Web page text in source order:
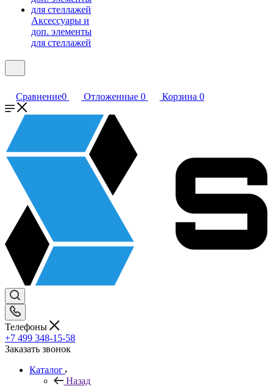
Аксессуары и
доп. элементы
для стеллажей
Сравнение0 Отложенные 0 Корзина 0
Телефоны
+7 499 348-15-58
Заказать звонок
Каталог
Назад